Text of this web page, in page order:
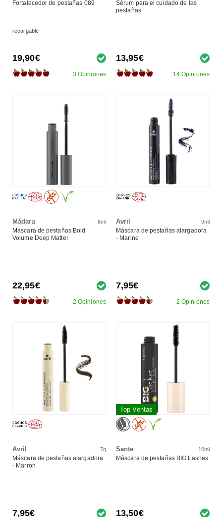
Fortalecedor de pestañas 089
recargable
19,90€
3 Opiniones
Sérum para el cuidado de las
pestañas
13,95€
14 Opiniones
Mádara 6ml
Máscara de pestañas Bold
Volume Deep Matter
22,95€
2 Opiniones
Avril 9ml
Máscara de pestañas alargadora
- Marine
7,95€
2 Opiniones
Avril 7g
Máscara de pestañas alargadora
- Marron
7,95€
Top Ventas
Sante 10ml
Máscara de pestañas BIG Lashes
13,50€